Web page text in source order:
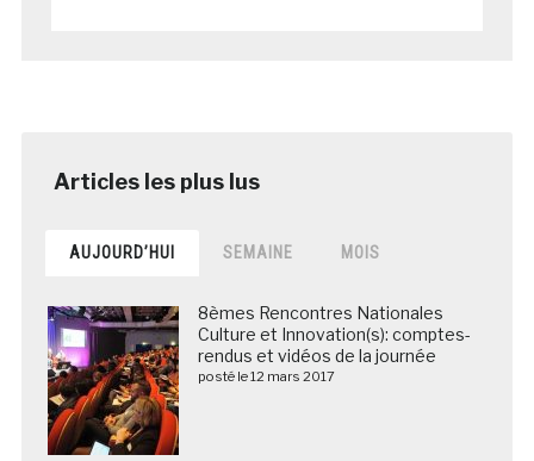
AUJOURD’HUI SEMAINE MOIS
8èmes Rencontres Nationales
Culture et Innovation(s): comptes-
rendus et vidéos de la journée
posté le 12 mars 2017